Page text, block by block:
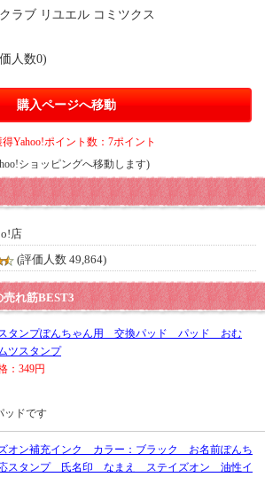
ラブ リユエル コミツクス
人数0)
購入ページへ移動
得Yahoo!ポイント数：7ポイント
ショッピングへ移動します)
店
(評価人数 49,864)
れ筋BEST3
タンプぽんちゃん用 交換パッド パッド おむ
ツスタンプ
：349円
ッドです
オン補充インク カラー：ブラック お名前ぽんち
スタンプ 氏名印 なまえ ステイズオン 油性イ